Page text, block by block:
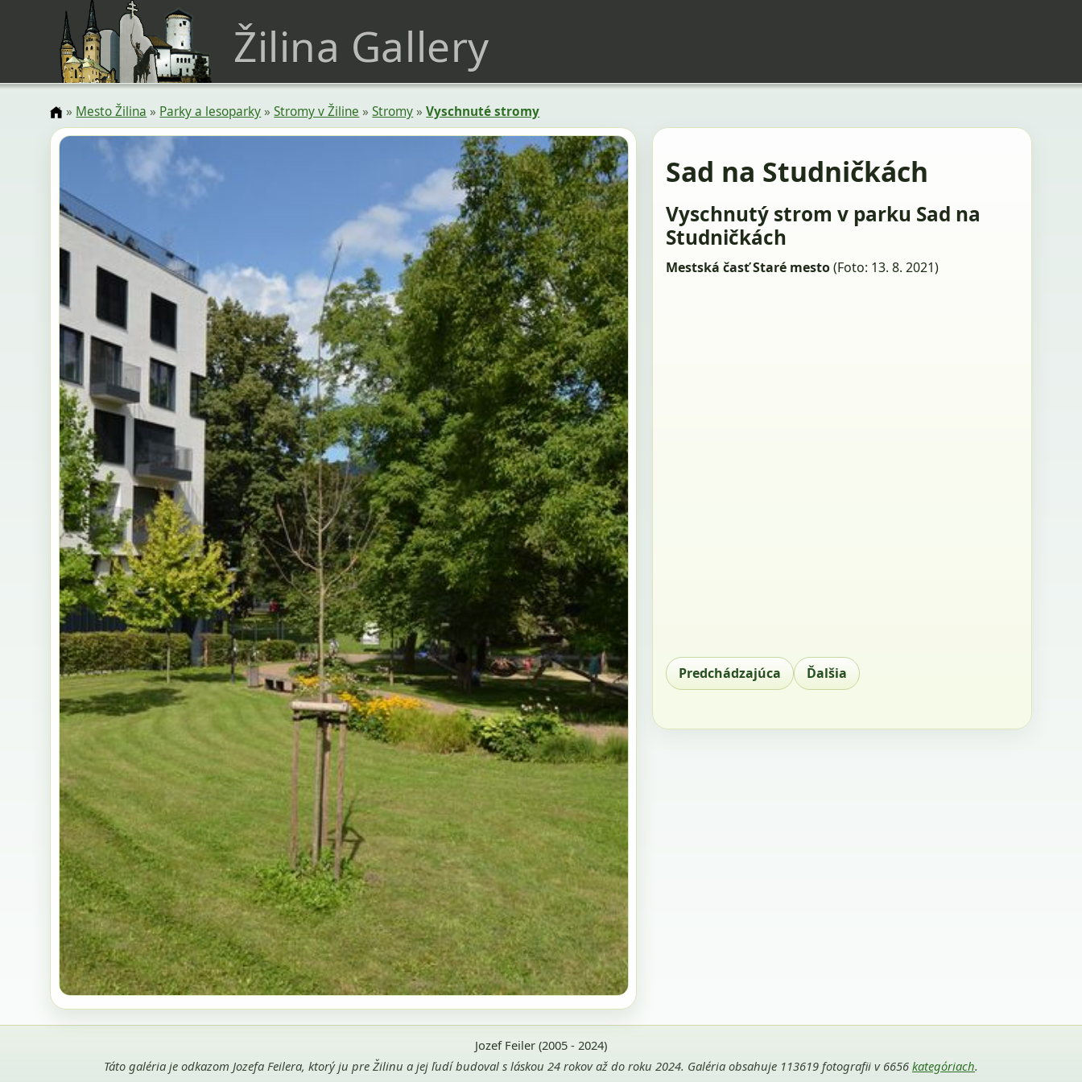
Žilina Gallery
» Mesto Žilina » Parky a lesoparky»Stromy v Žiline »Stromy»Vyschnuté stromy
Sad na Studničkách
Vyschnutý strom v parku Sad na
Studničkách
Mestská časť Staré mesto(Foto: 13. 8. 2021)
Predchádzajúca Ďalšia
Jozef Feiler (2005 - 2024)
Táto galéria je odkazom Jozefa Feilera, ktorý ju pre Žilinu a jej ľudí budoval s láskou 24 rokov až do roku 2024. Galéria obsahuje 113619 fotografii v 6656 kategóriach.